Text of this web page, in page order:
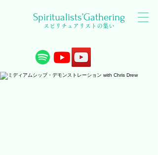
Spiritualists’Gathering
スピリチュアリストの集い